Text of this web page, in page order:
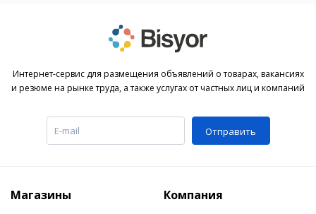
Интернет-сервис для размещения объявлений о товарах, вакансиях
и резюме на рынке труда, а также услугах от частных лиц и компаний
Отправить
Магазины Компания